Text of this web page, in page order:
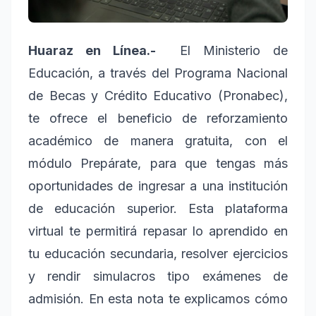
Huaraz en Línea.-
El Ministerio de
Educación, a través del Programa Nacional
de Becas y Crédito Educativo (Pronabec),
te ofrece el beneficio de reforzamiento
académico de manera gratuita, con el
módulo Prepárate, para que tengas más
oportunidades de ingresar a una institución
de educación superior. Esta plataforma
virtual te permitirá repasar lo aprendido en
tu educación secundaria, resolver ejercicios
y rendir simulacros tipo exámenes de
admisión. En esta nota te explicamos cómo